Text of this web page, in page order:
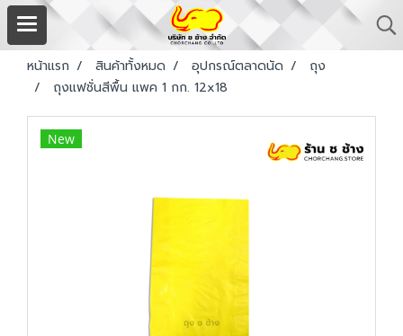
หน้าแรก สินค้าทั้งหมด อุปกรณ์ตลาดนัด
ถุง
ถุงแฟชั่นสีพื้น แพค 1 กก. 12x18
New